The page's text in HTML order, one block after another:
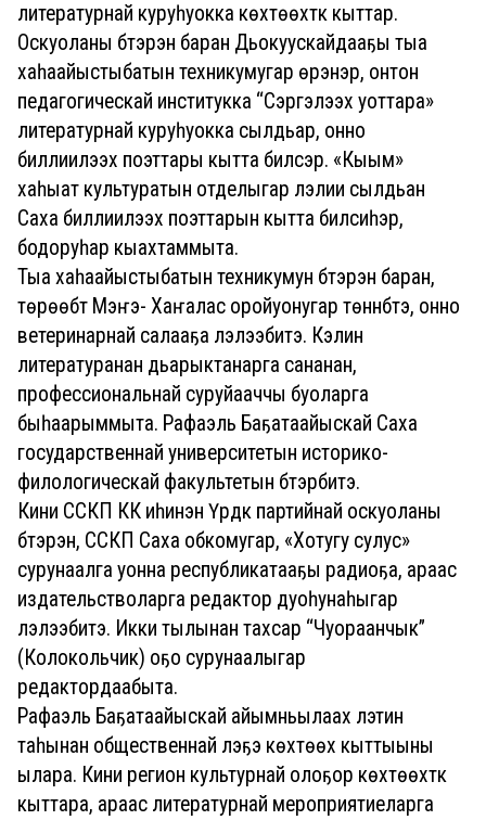
литературнай куруһуокка көхтөөхтүк кыттар.
Оскуоланы бүтэрэн баран Дьокуускайдааҕы тыа
хаһаайыстыбатын техникумугар үөрэнэр, онтон
педагогическай институкка “Сэргэлээх уоттара»
литературнай куруһуокка сылдьар, онно
биллиилээх поэттары кытта билсэр. «Кыым»
хаһыат культуратын отделыгар үлэлии сылдьан
Саха биллиилээх поэттарын кытта билсиһэр,
бодоруһар кыахтаммыта.
Тыа хаһаайыстыбатын техникумун бүтэрэн баран,
төрөөбүт Мэҥэ- Хаҥалас оройуонугар төннүбүтэ, онно
ветеринарнай салааҕа үлэлээбитэ. Кэлин
литературанан дьарыктанарга сананан,
профессиональнай суруйааччы буоларга
быһаарыммыта. Рафаэль Баҕатаайыскай Саха
государственнай университетын историко-
филологическай факультетын бүтэрбитэ.
Кини ССКП КК иһинэн Үрдүкү партийнай оскуоланы
бүтэрэн, ССКП Саха обкомугар, «Хотугу сулус»
сурунаалга уонна республикатааҕы радиоҕа, араас
издательстволарга редактор дуоһунаһыгар
үлэлээбитэ. Икки тылынан тахсар “Чуораанчык”
(Колокольчик) оҕо сурунаалыгар
редактордаабыта.
Рафаэль Баҕатаайыскай айымньылаах үлэтин
таһынан общественнай үлэҕэ көхтөөх кыттыыны
ылара. Кини регион культурнай олоҕор көхтөөхтүк
кыттара, араас литературнай мероприятиеларга